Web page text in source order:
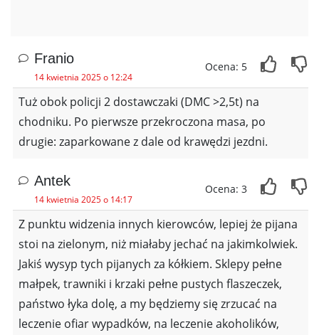
Franio
14 kwietnia 2025 o 12:24
Ocena: 5
Tuż obok policji 2 dostawczaki (DMC >2,5t) na
chodniku. Po pierwsze przekroczona masa, po
drugie: zaparkowane z dale od krawędzi jezdni.
Antek
14 kwietnia 2025 o 14:17
Ocena: 3
Z punktu widzenia innych kierowców, lepiej że pijana
stoi na zielonym, niż miałaby jechać na jakimkolwiek.
Jakiś wysyp tych pijanych za kółkiem. Sklepy pełne
małpek, trawniki i krzaki pełne pustych flaszeczek,
państwo łyka dolę, a my będziemy się zrzucać na
leczenie ofiar wypadków, na leczenie akoholików,